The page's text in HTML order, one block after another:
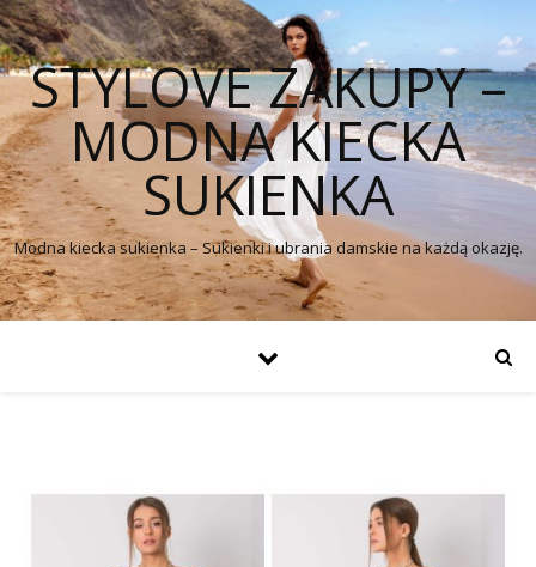
STYLOVE ZAKUPY –
MODNA KIECKA
SUKIENKA
Modna kiecka sukienka – Sukienki i ubrania damskie na każdą okazję.